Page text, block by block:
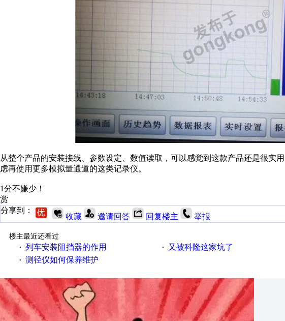
从整个产品的安装接线、参数设定、数值读取，可以感觉到这款产品还是很实
虑再使用更多模拟量通道的这类记录仪。
1分不嫌少！
赏
分享到：
收藏 邀请回答 回复楼主 举报
楼主最近还看过
· 列车安装阻挡器的作用 · 又被科隆这家坑了
· 测径仪如何保养维护